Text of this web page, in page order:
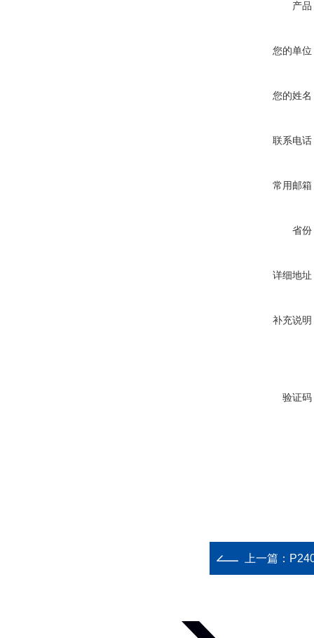
产品
您的单位
您的姓名
联系电话
常用邮箱
省份
详细地址
补充说明
验证码
上一篇：